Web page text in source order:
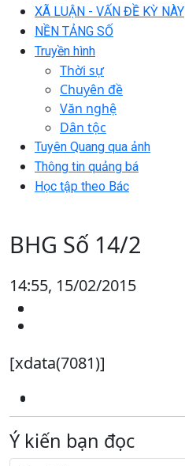
XÃ LUẬN - VẤN ĐỀ KỲ NÀY
NỀN TẢNG SỐ
Truyền hình
Thời sự
Chuyên đề
Văn nghệ
Dân tộc
Tuyên Quang qua ảnh
Thông tin quảng bá
Học tập theo Bác
BHG Số 14/2
14:55, 15/02/2015
[xdata(7081)]
Ý kiến bạn đọc